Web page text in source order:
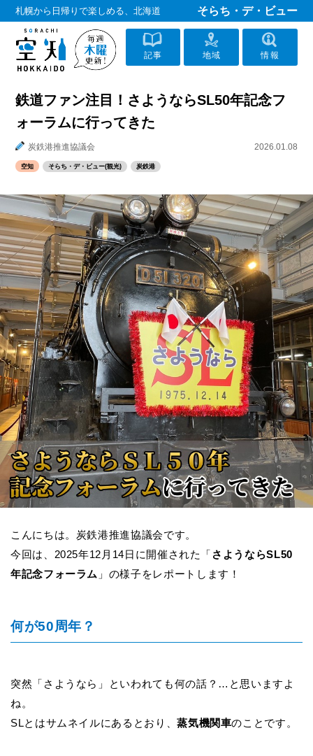
札幌から日帰りで楽しめる、北海道 そらち・デ・ビュー
記事 地域 情報
鉄道ファン注目！さようならSL50年記念フ
ォーラムに行ってきた
炭鉄港推進協議会 2026.01.08
空知 そらち・デ・ビュー(観光) 炭鉄港
こんにちは。炭鉄港推進協議会です。
今回は、2025年12月14日に開催された「 さようならSL50
年記念フォーラム 」の様子をレポートします！
何が50周年？
突然「さようなら」といわれても何の話？…と思いますよ
ね。
SLとはサムネイルにあるとおり、蒸気機関車のことです。